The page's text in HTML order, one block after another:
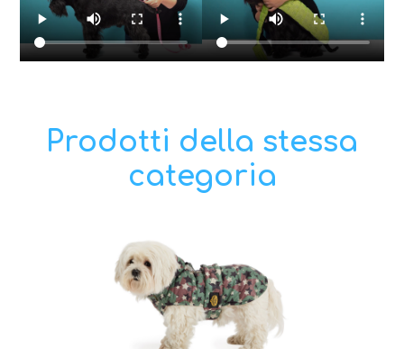
Prodotti della stessa
categoria